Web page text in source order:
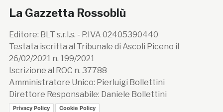
La Gazzetta Rossoblù
Editore: BLT s.r.l.s. - P.IVA 02405390440
Testata iscritta al Tribunale di Ascoli Piceno il
26/02/2021 n. 199/2021
Iscrizione al ROC n. 37788
Amministratore Unico: Pierluigi Bollettini
Direttore Responsabile: Daniele Bollettini
Privacy Policy Cookie Policy